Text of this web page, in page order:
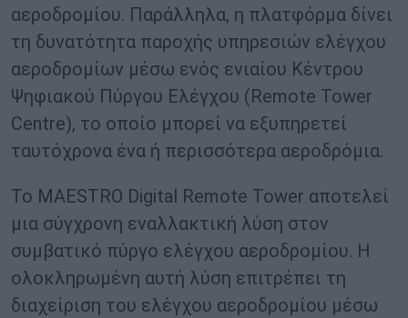
αεροδρομίου. Παράλληλα, η πλατφόρμα δίνει
τη δυνατότητα παροχής υπηρεσιών ελέγχου
αεροδρομίων μέσω ενός ενιαίου Κέντρου
Ψηφιακού Πύργου Ελέγχου (Remote Tower
Centre), το οποίο μπορεί να εξυπηρετεί
ταυτόχρονα ένα ή περισσότερα αεροδρόμια.
Το MAESTRO Digital Remote Tower αποτελεί
μια σύγχρονη εναλλακτική λύση στον
συμβατικό πύργο ελέγχου αεροδρομίου. Η
ολοκληρωμένη αυτή λύση επιτρέπει τη
διαχείριση του ελέγχου αεροδρομίου μέσω